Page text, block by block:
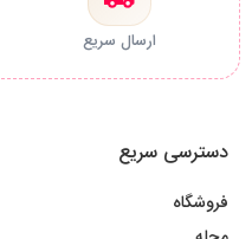
ارسال سریع
دسترسی سریع
فروشگاه